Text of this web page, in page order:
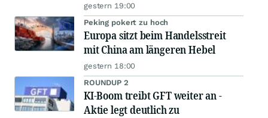
gestern 19:00
Peking pokert zu hoch
Europa sitzt beim Handelsstreit
mit China am längeren Hebel
gestern 18:00
ROUNDUP 2
KI-Boom treibt GFT weiter an -
Aktie legt deutlich zu